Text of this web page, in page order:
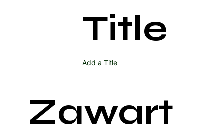
Title
Add a Title
Zawart